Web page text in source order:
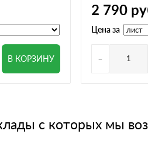
В КОРЗИНУ
2 790
Цена за
-
с которых мы